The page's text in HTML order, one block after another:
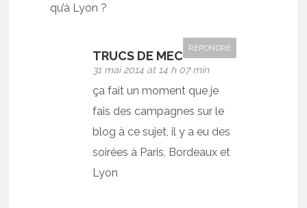
qu’à Lyon ?
TRUCS DE MEC
31 mai 2014 at 14 h 07 min
RÉPONDRE
ça fait un moment que je
fais des campagnes sur le
blog à ce sujet, il y a eu des
soirées à Paris, Bordeaux et
Lyon